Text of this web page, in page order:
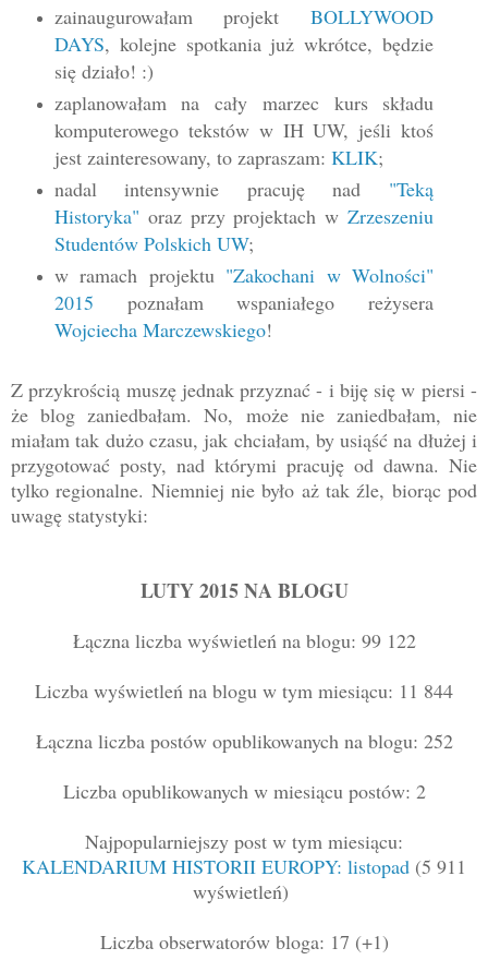
zainaugurowałam projektBOLLYWOOD
DAYS, kolejne spotkania już wkrótce, będzie
się działo! :)
zaplanowałam na cały marzec kurs składu
komputerowego tekstów w IH UW, jeśli ktoś
jest zainteresowany, to zapraszam: KLIK;
nadal intensywnie pracuję nad "Teką
Historyka" oraz przy projektach wZrzeszeniu
Studentów Polskich UW;
w ramach projektu "Zakochani w Wolności"
2015 poznałam wspaniałego reżysera
Wojciecha Marczewskiego!
Z przykrością muszę jednak przyznać - i biję się w piersi -
że blog zaniedbałam. No, może nie zaniedbałam, nie
miałam tak dużo czasu, jak chciałam, by usiąść na dłużej i
przygotować posty, nad którymi pracuję od dawna. Nie
tylko regionalne. Niemniej nie było aż tak źle, biorąc pod
uwagę statystyki:
LUTY 2015 NA BLOGU
Łączna liczba wyświetleń na blogu: 99 122
Liczba wyświetleń na blogu w tym miesiącu: 11 844
Łączna liczba postów opublikowanych na blogu: 252
Liczba opublikowanych w miesiącu postów: 2
Najpopularniejszy post w tym miesiącu:
KALENDARIUM HISTORII EUROPY: listopad (5 911
wyświetleń)
Liczba obserwatorów bloga: 17 (+1)